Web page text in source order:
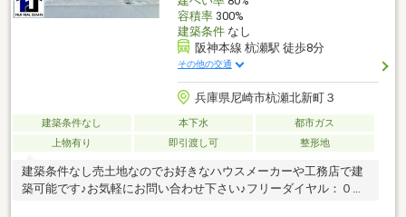
容積率300%
建築条件なし
阪神本線 杭瀬駅 徒歩8分
その他の交通
兵庫県尼崎市杭瀬北新町３
建築条件なし 本下水
都市ガス
上物有り
即引渡し可 整形地
建築条件なし売土地なのでお好きなハウスメーカーや工務店で建
築可能です♪お気軽にお問い合わせ下さい♪フリーダイヤル：０８